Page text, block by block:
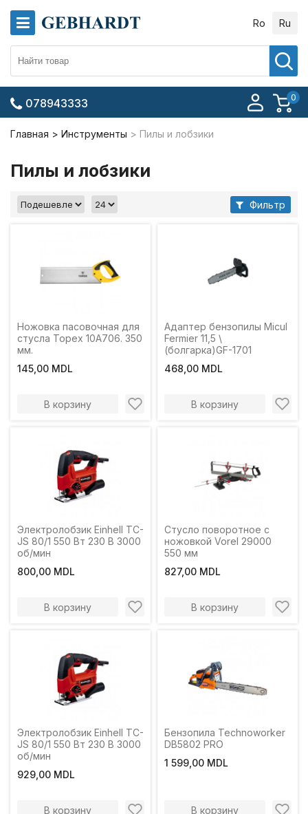
Ro Ru
0
078943333
Главная Инструменты Пилы и лобзики
Пилы и лобзики
Фильтр
Ножовка пасовочная для
стусла Topex 10A706. 350
мм.
145,00 MDL
В корзину
Адаптер бензопилы Micul
Fermier 11,5 \
(болгарка)GF-1701
468,00 MDL
В корзину
Электролобзик Einhell TC-
JS 80/1 550 Вт 230 В 3000
об/мин
800,00 MDL
В корзину
Стусло поворотное с
ножовкой Vorel 29000
550 мм
827,00 MDL
В корзину
Электролобзик Einhell TC-
JS 80/1 550 Вт 230 В 3000
об/мин
929,00 MDL
В корзину
Бензопила Technoworker
DB5802 PRO
1 599,00 MDL
В корзину